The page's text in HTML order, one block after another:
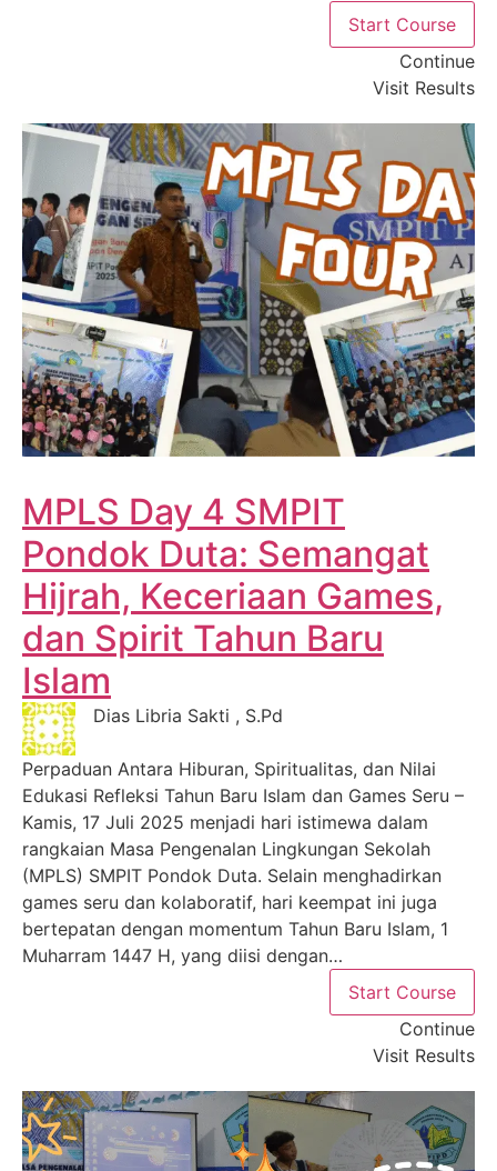
Start Course
Continue
Visit Results
MPLS Day 4 SMPIT
Pondok Duta: Semangat
Hijrah, Keceriaan Games,
dan Spirit Tahun Baru
Islam
Dias Libria Sakti , S.Pd
Perpaduan Antara Hiburan, Spiritualitas, dan Nilai
Edukasi Refleksi Tahun Baru Islam dan Games Seru –
Kamis, 17 Juli 2025 menjadi hari istimewa dalam
rangkaian Masa Pengenalan Lingkungan Sekolah
(MPLS) SMPIT Pondok Duta. Selain menghadirkan
games seru dan kolaboratif, hari keempat ini juga
bertepatan dengan momentum Tahun Baru Islam, 1
Muharram 1447 H, yang diisi dengan…
Start Course
Continue
Visit Results